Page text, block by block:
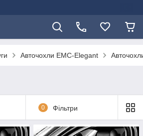
Авточохли EMC-Elegant
0 Фільтри